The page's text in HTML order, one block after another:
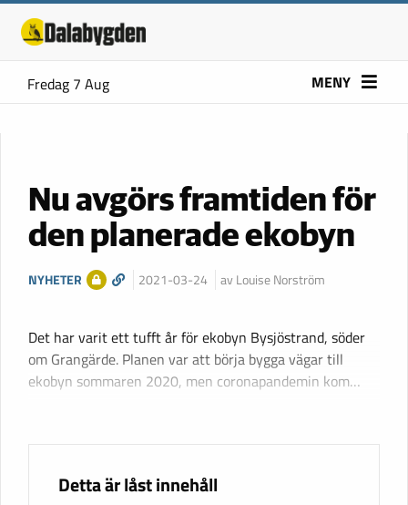
Fredag 7 Aug MENY
Nu avgörs framtiden för
den planerade ekobyn
NYHETER 2021-03-24 av Louise Norström
Det har varit ett tufft år för ekobyn Bysjöstrand, söder
om Grangärde. Planen var att börja bygga vägar till
ekobyn sommaren 2020, men coronapandemin kom…
Detta är låst innehåll